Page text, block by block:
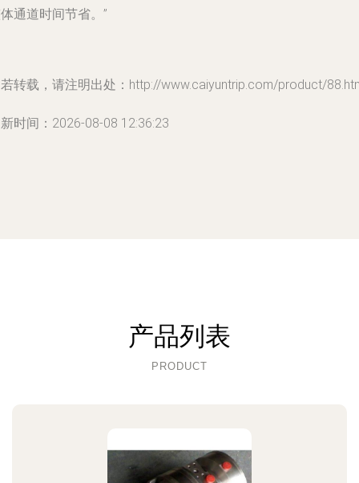
通道时间节省。”
转载，请注明出处：http://www.caiyuntrip.com/product/
时间：2026-08-08 12:36:23
产品列表
PRODUCT